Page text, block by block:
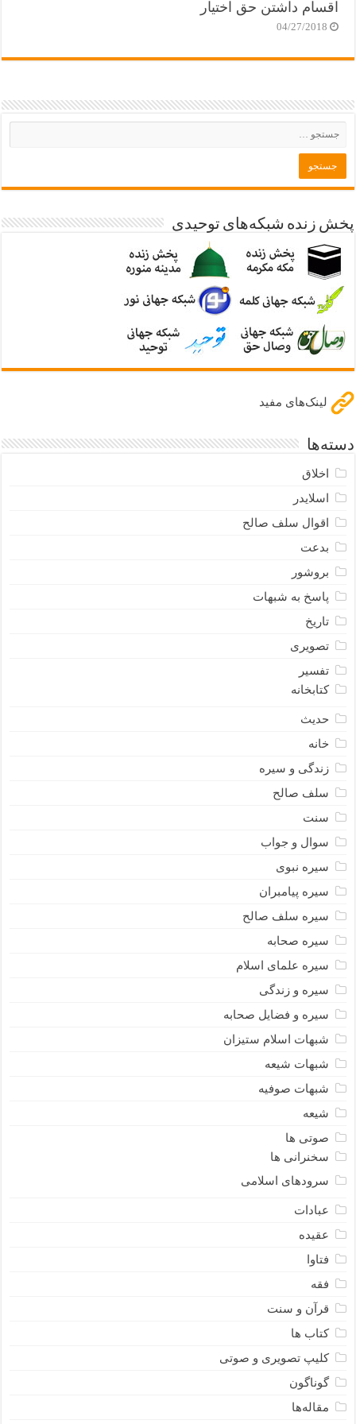
اقسام داشتن حق اختیار
04/27/2018
پخش زنده شبکه‌های توحیدی
لینک‌های مفید
دسته‌ها
اخلاق
اسلایدر
اقوال سلف صالح
بدعت
بروشور
پاسخ به شبهات
تاریخ
تصویری
تفسیر
کتابخانه
حدیث
خانه
زندگی و سیره
سلف صالح
سنت
سوال و جواب
سیره نبوى
سیره پیامبران
سیره سلف صالح
سیره صحابه
سیره علمای اسلام
سیره و زندگی
سیره و فضایل صحابه
شبهات اسلام ستیزان
شبهات شیعه
شبهات صوفیه
شیعه
صوتی ها
سخنرانی ها
سرودهای اسلامی
عبادات
عقیده
فتاوا
فقه
قرآن و سنت
کتاب ها
کلیپ تصویری و صوتی
گوناگون
مقاله‌ها